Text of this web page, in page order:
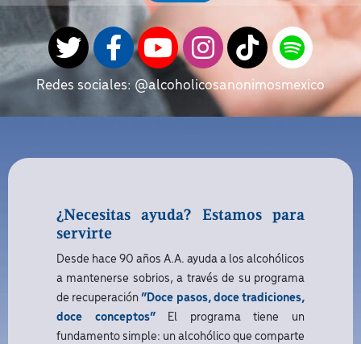
Redes sociales: @alcoholicosanonimosmexico
¿Necesitas ayuda? Estamos para
servirte
Desde hace 90 años A.A. ayuda a los alcohólicos
a mantenerse sobrios, a través de su programa
de recuperación“Doce pasos, doce tradiciones,
doce conceptos”El programa tiene un
fundamento simple: un alcohólico que comparte